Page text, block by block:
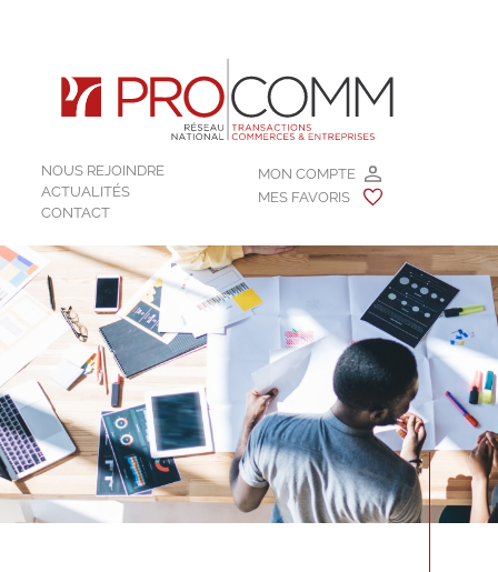
MON COMPTE
MES FAVORIS
NOUS REJOINDRE
ACTUALITÉS
CONTACT